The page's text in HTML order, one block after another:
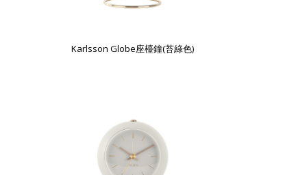
Karlsson Globe座檯鐘(苔綠色)